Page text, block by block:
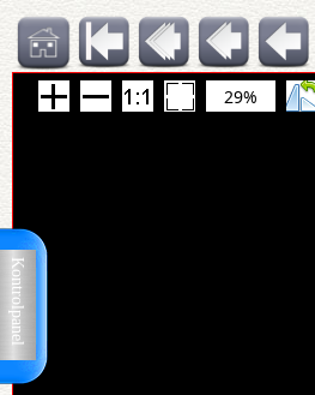
Kontrolpanel
29%